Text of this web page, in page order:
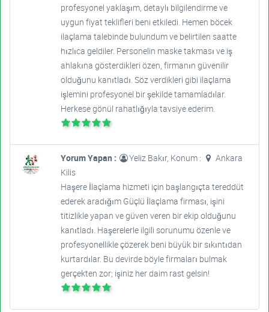
profesyonel yaklaşım, detaylı bilgilendirme ve
uygun fiyat teklifleri beni etkiledi. Hemen böcek
ilaçlama talebinde bulundum ve belirtilen saatte
hızlıca geldiler. Personelin maske takması ve iş
ahlakına gösterdikleri özen, firmanın güvenilir
olduğunu kanıtladı. Söz verdikleri gibi ilaçlama
işlemini profesyonel bir şekilde tamamladılar.
Herkese gönül rahatlığıyla tavsiye ederim.
Yorum Yapan : Yeliz Bakır, Konum :
Ankara
Kilis
Haşere İlaçlama hizmeti için başlangıçta tereddüt
ederek aradığım Güçlü İlaçlama firması, işini
titizlikle yapan ve güven veren bir ekip olduğunu
kanıtladı. Haşerelerle ilgili sorunumu özenle ve
profesyonellikle çözerek beni büyük bir sıkıntıdan
kurtardılar. Bu devirde böyle firmaları bulmak
gerçekten zor; işiniz her daim rast gelsin!